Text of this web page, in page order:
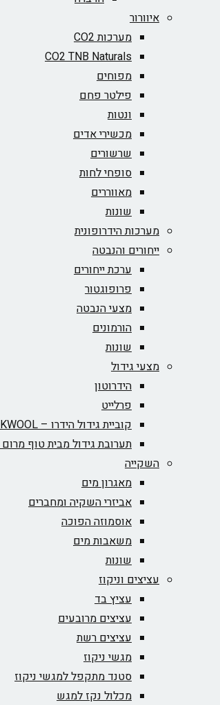
איוורור
מערכות CO2
CO2 TNB Naturals
מפוחים
פילטר פחם
ונטות
מכשירי אדים
שרשורים
סופחי לחות
מאווררים
שונות
מערכות הידרופונית
ייחורים והנבטה
ערכת ייחורים
פרופוגטור
מצעי הנבטה
הורמונים
שונות
מצעי גידול
הידרוטון
פרלייט
קוביית גידול הידרו – ROCKWOOL‏
תערובת גידול מבית טוף מרום
השקייה
מאגרון מים
אביזרי השקיה ומחברים
אוסמוזה הפוכה
משאבות מים
שונות
עציצים וניקוז
עציץ בד
עציצים מרובעים
עציצים רשת
מגשי ניקוז
סטנד מתקפל למגשי ניקוז
מכלול נקז למגש